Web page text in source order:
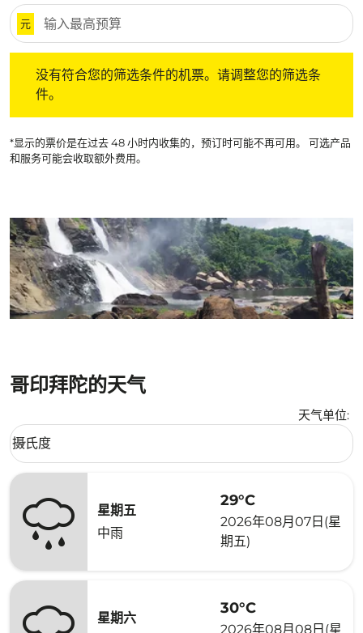
元
没有符合您的筛选条件的机票。请调整您的筛选条
件。
*显示的票价是在过去 48 小时内收集的，预订时可能不再可用。 可选产品
和服务可能会收取额外费用。
哥印拜陀的天气
天气单位:
Weather unit option 摄氏度 Selected
摄氏度
keyboard_arrow_down
星期五
中雨
29°C
2026年08月07日(星
期五)
星期六
30°C
2026年08月08日(星